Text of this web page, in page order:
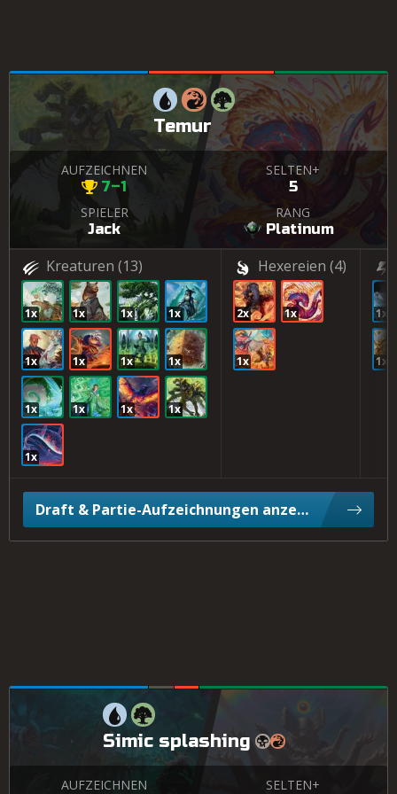
Temur
AUFZEICHNEN
7–1
SELTEN+
5
SPIELER
Jack
RANG
Platinum
Kreaturen (13)
1x 1x 1x 1x
1x 1x 1x 1x
1x 1x 1x 1x
1x
Hexereien (4)
2x 1x
1x
1x
1x
Draft & Partie-Aufzeichnungen anzeigen
Simic splashing
AUFZEICHNEN
SELTEN+